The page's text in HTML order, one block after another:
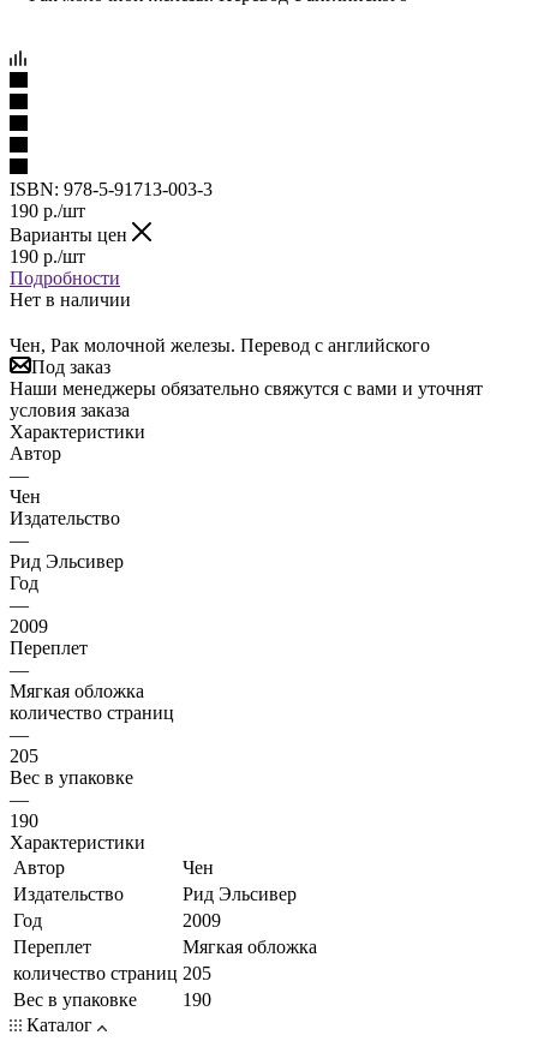
ISBN: 978-5-91713-003-3
190 р./шт
Варианты цен
190 р./шт
Подробности
Нет в наличии
Чен, Рак молочной железы. Перевод с английского
Под заказ
Наши менеджеры обязательно свяжутся с вами и уточнят
условия заказа
Характеристики
Автор
—
Чен
Издательство
—
Рид Эльсивер
Год
—
2009
Переплет
—
Мягкая обложка
количество страниц
—
205
Вес в упаковке
—
190
Характеристики
Автор
Чен
Издательство
Рид Эльсивер
Год
2009
Переплет
Мягкая обложка
количество страниц 205
Вес в упаковке
190
Каталог